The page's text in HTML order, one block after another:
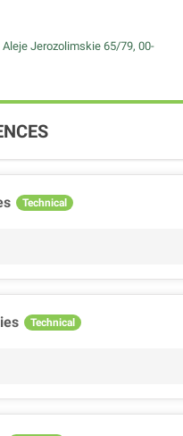
Aleje Jerozolimskie 65/79, 00-
Technical
Technical